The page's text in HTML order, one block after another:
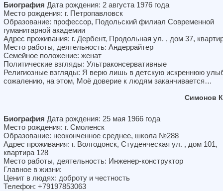
Биография Дата рождения: 2 августа 1976 года
Место рождения: г. Петропавловск
Образование: профессор, Подольский филиал Современной
гуманитарной академии
Адрес проживания: г. Дербент, Продольная ул. , дом 37,
Место работы, деятельность: Андеррайтер
Семейное положение: женат
Политические взгляды: Ультраконсервативные
Религиозные взгляды: Я верю лишь в детскую искреннюю
сожалению, на этом, Моё доверие к людям заканчивается…
Симонов
Биография Дата рождения: 25 мая 1966 года
Место рождения: г. Смоленск
Образование: неоконченное среднее, школа №288
Адрес проживания: г. Волгодонск, Студенческая ул. , дом 101,
квартира 128
Место работы, деятельность: Инженер-конструктор
Главное в жизни:
Ценит в людях: доброту и честность
Телефон: +79197853063